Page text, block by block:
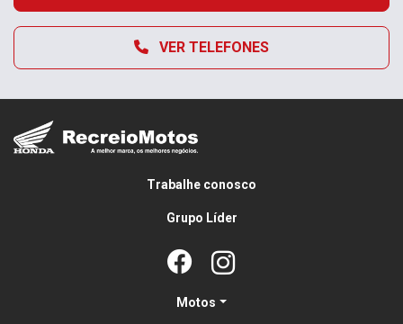
VER TELEFONES
Trabalhe conosco
Grupo Líder
Motos